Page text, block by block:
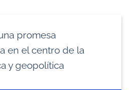
promesa
en el centro de la
y geopolítica